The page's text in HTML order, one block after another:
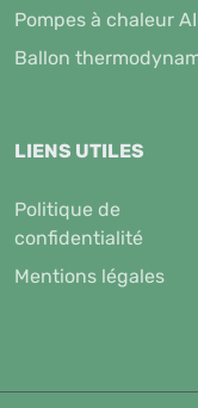
Pompes à chaleur
Ballon
LIENS UTILES
Politique de
confidentialité
Mentions légales